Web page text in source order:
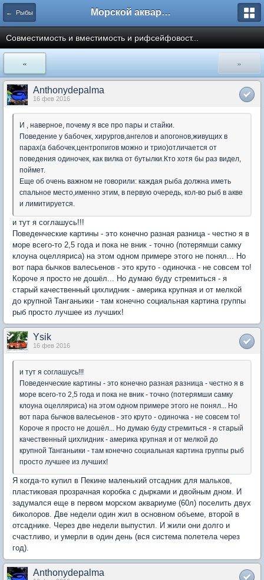
← Рыбы Морской аквариум. Форумы ReefCentral.ru
Совместимость и вместимость и рифсейфовост...
« »
Anthonydepalma
16 фев 2016
И , наверное, почему я все про пары и стайки.
Поведение у бабочек, хирургов,ангелов и апогонов,живущих в
парах(а бабочек,центропигов можно и трио)отличается от
поведения одиночек, как вилка от бутылки.Кто хотя бы раз видел,
поймет.
Еще об очень важном не говорили: каждая рыба должна иметь
спальное место,именно этим, в первую очередь, кол-во рыб в акве
и лимитируется.
и тут я соглашусь!!!
Поведенческие картины - это конечно разная разница - честно я в
море всего-то 2,5 года и пока не вник - точно (потерямши самку
клоуна оцелляриса) на этом одном примере этого не понял... Но
вот пара бычков валесьенов - это круто - одиночка - не совсем то!
Короче я просто не дошёл... Но думаю буду стремиться - я
старый качественный цихлидник - америка крупная и от мелкой
до крупной Танганьики - там конечно социальная картина группы
рыб просто лучшее из лучших!
Ysik
16 фев 2016
и тут я соглашусь!!!
Поведенческие картины - это конечно разная разница - честно я в
море всего-то 2,5 года и пока не вник - точно (потерямши самку
клоуна оцелляриса) на этом одном примере этого не понял... Но
вот пара бычков валесьенов - это круто - одиночка - не совсем то!
Короче я просто не дошёл... Но думаю буду стремиться - я старый
качественный цихлидник - америка крупная и от мелкой до
крупной Танганьики - там конечно социальная картина группы рыб
просто лучшее из лучших!
Я когда-то купил в Пекине маленький отсадник для мальков,
пластиковая прозрачная коробка с дырками и двойным дном. И
задумался еще в первом морском аквариуме (60л) поселить двух
биколоров. Две недели один жил в основном объеме, второй в
отсаднике. Через две недели выпустил. И жили они долго и
счастливо, и умерли в один день (вся система полетела через
год).
Anthonydepalma